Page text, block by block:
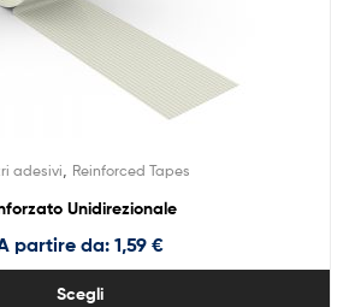
adesivi Reinforced Tapes
Unidirezionale
partire da: 1,59 €
Scegli